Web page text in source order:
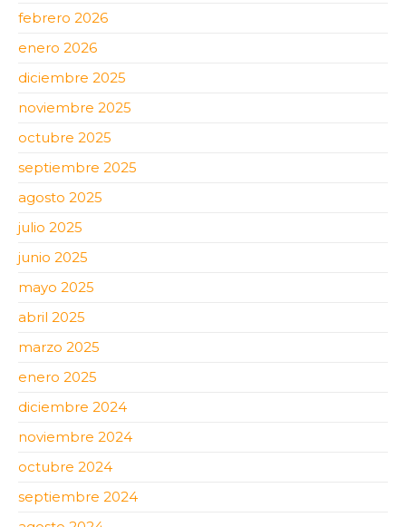
febrero 2026
enero 2026
diciembre 2025
noviembre 2025
octubre 2025
septiembre 2025
agosto 2025
julio 2025
junio 2025
mayo 2025
abril 2025
marzo 2025
enero 2025
diciembre 2024
noviembre 2024
octubre 2024
septiembre 2024